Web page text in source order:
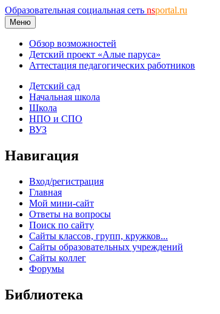
Образовательная социальная сеть nsportal.ru
Меню
Обзор возможностей
Детский проект «Алые паруса»
Аттестация педагогических работников
Детский сад
Начальная школа
Школа
НПО и СПО
ВУЗ
Навигация
Вход/регистрация
Главная
Мой мини-сайт
Ответы на вопросы
Поиск по сайту
Сайты классов, групп, кружков...
Сайты образовательных учреждений
Сайты коллег
Форумы
Библиотека